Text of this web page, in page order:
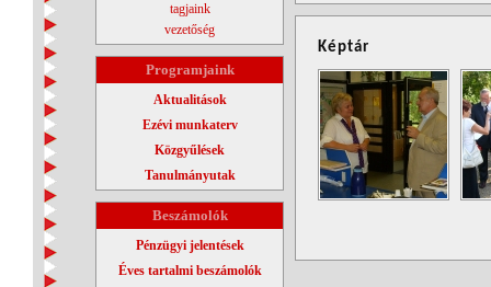
tagjaink
vezetőség
Programjaink
Aktualitások
Ezévi munkaterv
Közgyűlések
Tanulmányutak
Beszámolók
Pénzügyi jelentések
Éves tartalmi beszámolók
Képtár